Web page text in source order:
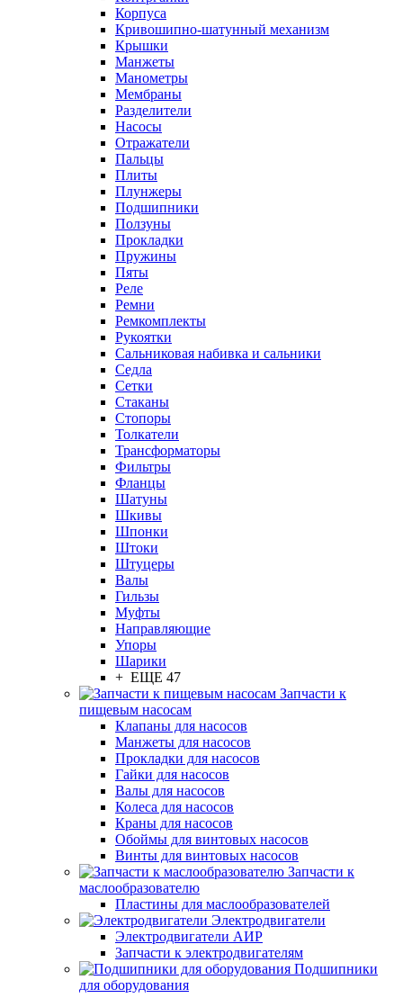
Корпуса
Кривошипно-шатунный механизм
Крышки
Манжеты
Манометры
Мембраны
Разделители
Насосы
Отражатели
Пальцы
Плиты
Плунжеры
Подшипники
Ползуны
Прокладки
Пружины
Пяты
Реле
Ремни
Ремкомплекты
Рукоятки
Сальниковая набивка и сальники
Седла
Сетки
Стаканы
Стопоры
Толкатели
Трансформаторы
Фильтры
Фланцы
Шатуны
Шкивы
Шпонки
Штоки
Штуцеры
Валы
Гильзы
Муфты
Направляющие
Упоры
Шарики
+ ЕЩЕ 47
Запчасти к
пищевым насосам
Клапаны для насосов
Манжеты для насосов
Прокладки для насосов
Гайки для насосов
Валы для насосов
Колеса для насосов
Краны для насосов
Обоймы для винтовых насосов
Винты для винтовых насосов
Запчасти к
маслообразователю
Пластины для маслообразователей
Электродвигатели
Электродвигатели АИР
Запчасти к электродвигателям
Подшипники
для оборудования